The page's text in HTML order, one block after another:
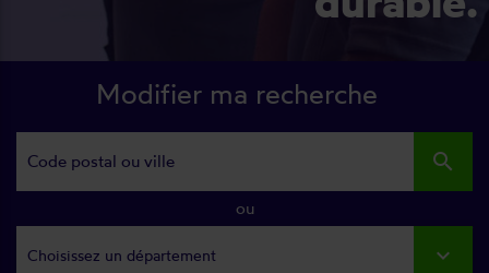
Modifier ma recherche
search
ou
Choisissez un département